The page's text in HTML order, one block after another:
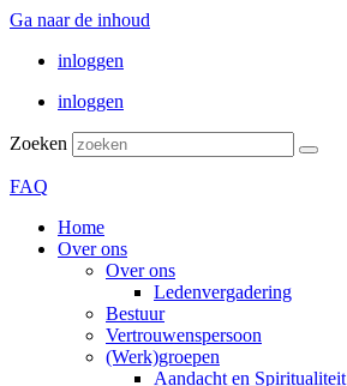
Ga naar de inhoud
inloggen
inloggen
Zoeken
FAQ
Home
Over ons
Over ons
Ledenvergadering
Bestuur
Vertrouwenspersoon
(Werk)groepen
Aandacht en Spiritualiteit